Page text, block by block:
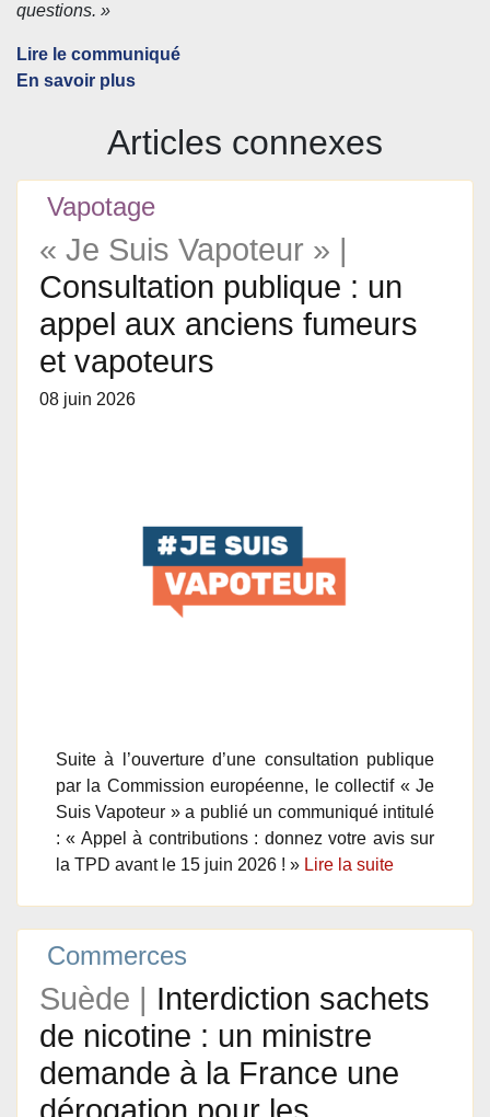
questions. »
Lire le communiqué
En savoir plus
Articles connexes
Vapotage
« Je Suis Vapoteur » |
Consultation publique : un
appel aux anciens fumeurs
et vapoteurs
08 juin 2026
Suite à l’ouverture d’une consultation publique
par la Commission européenne, le collectif « Je
Suis Vapoteur » a publié un communiqué intitulé
: « Appel à contributions : donnez votre avis sur
la TPD avant le 15 juin 2026 ! » Lire la suite
Commerces
Suède | Interdiction sachets
de nicotine : un ministre
demande à la France une